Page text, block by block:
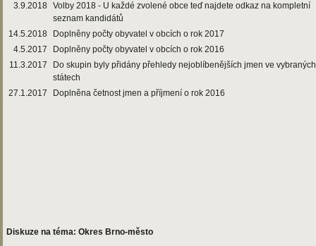
3.9.2018 Volby 2018 - U každé zvolené obce teď najdete odkaz na kompletní
seznam kandidátů
14.5.2018
Doplněny počty obyvatel v obcích o rok 2017
4.5.2017
Doplněny počty obyvatel v obcích o rok 2016
11.3.2017
Do skupin byly přidány přehledy nejoblíbenějších jmen ve vybraných
státech
27.1.2017
Doplněna četnost jmen a příjmení o rok 2016
Diskuze na téma: Okres Brno-město